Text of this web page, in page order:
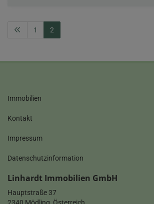
1 2
Immobilien
Kontakt
Impressum
Datenschutzinformation
Linhardt Immobilien GmbH
Hauptstraße 37